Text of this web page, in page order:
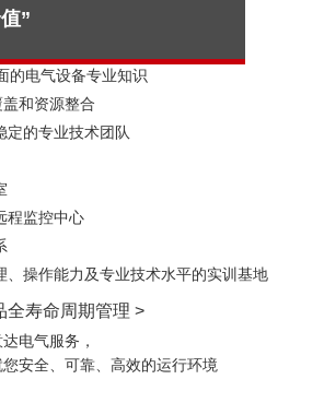
”
的电气设备专业知识
和资源整合
定的专业技术团队
程监控中心
、操作能力及专业技术水平的实训基地
全寿命周期管理 >
电气服务，
您安全、可靠、高效的运行环境